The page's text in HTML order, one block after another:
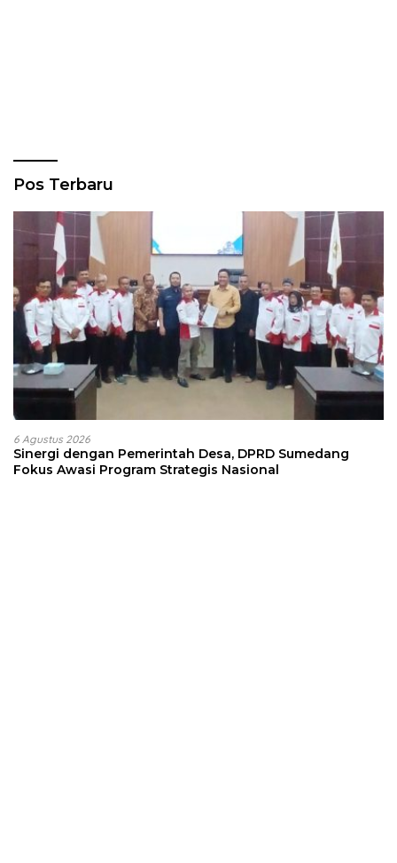
Pos Terbaru
6 Agustus 2026
Sinergi dengan Pemerintah Desa, DPRD Sumedang
Fokus Awasi Program Strategis Nasional